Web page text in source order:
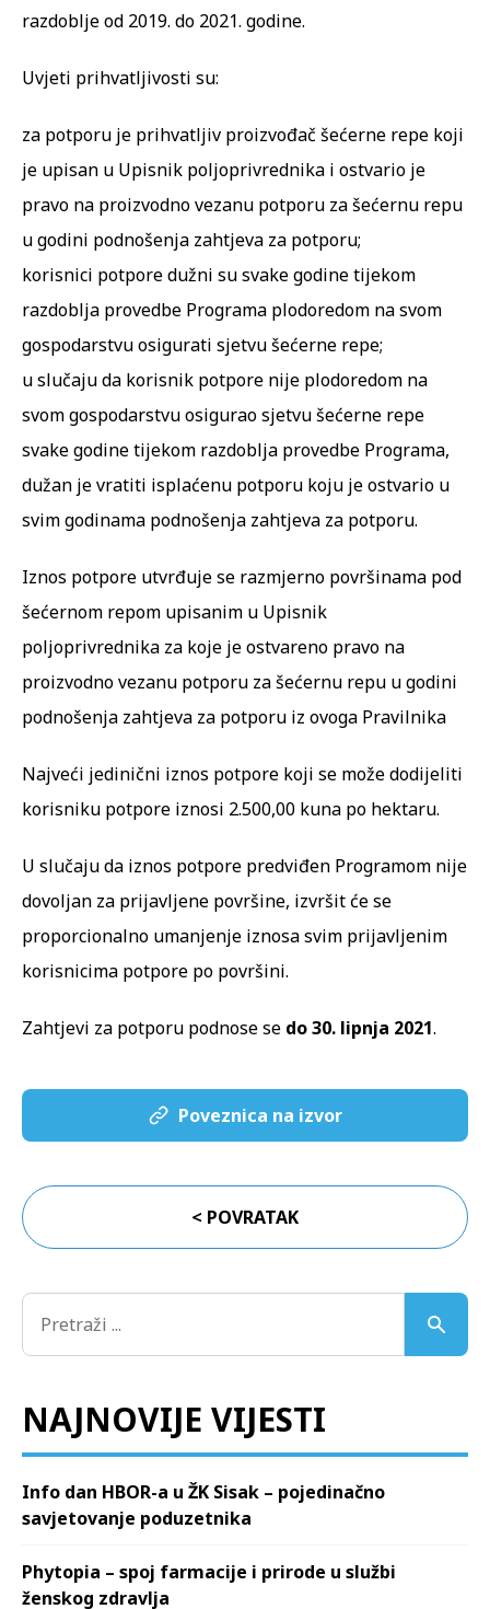
razdoblje od 2019. do 2021. godine.
Uvjeti prihvatljivosti su:
za potporu je prihvatljiv proizvođač šećerne repe koji
je upisan u Upisnik poljoprivrednika i ostvario je
pravo na proizvodno vezanu potporu za šećernu repu
u godini podnošenja zahtjeva za potporu;
korisnici potpore dužni su svake godine tijekom
razdoblja provedbe Programa plodoredom na svom
gospodarstvu osigurati sjetvu šećerne repe;
u slučaju da korisnik potpore nije plodoredom na
svom gospodarstvu osigurao sjetvu šećerne repe
svake godine tijekom razdoblja provedbe Programa,
dužan je vratiti isplaćenu potporu koju je ostvario u
svim godinama podnošenja zahtjeva za potporu.
Iznos potpore utvrđuje se razmjerno površinama pod
šećernom repom upisanim u Upisnik
poljoprivrednika za koje je ostvareno pravo na
proizvodno vezanu potporu za šećernu repu u godini
podnošenja zahtjeva za potporu iz ovoga Pravilnika
Najveći jedinični iznos potpore koji se može dodijeliti
korisniku potpore iznosi 2.500,00 kuna po hektaru.
U slučaju da iznos potpore predviđen Programom nije
dovoljan za prijavljene površine, izvršit će se
proporcionalno umanjenje iznosa svim prijavljenim
korisnicima potpore po površini.
Zahtjevi za potporu podnose se do 30. lipnja 2021.
Poveznica na izvor
< POVRATAK
NAJNOVIJE VIJESTI
Info dan HBOR-a u ŽK Sisak – pojedinačno
savjetovanje poduzetnika
Phytopia – spoj farmacije i prirode u službi
ženskog zdravlja